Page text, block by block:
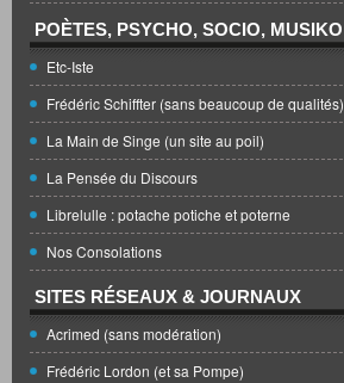
POÈTES, PSYCHO, SOCIO, MUSIKO
Etc-Iste
Frédéric Schiffter (sans beaucoup de qualités)
La Main de Singe (un site au poil)
La Pensée du Discours
Librelulle : potache potiche et poterne
Nos Consolations
SITES RÉSEAUX & JOURNAUX
Acrimed (sans modération)
Frédéric Lordon (et sa Pompe)